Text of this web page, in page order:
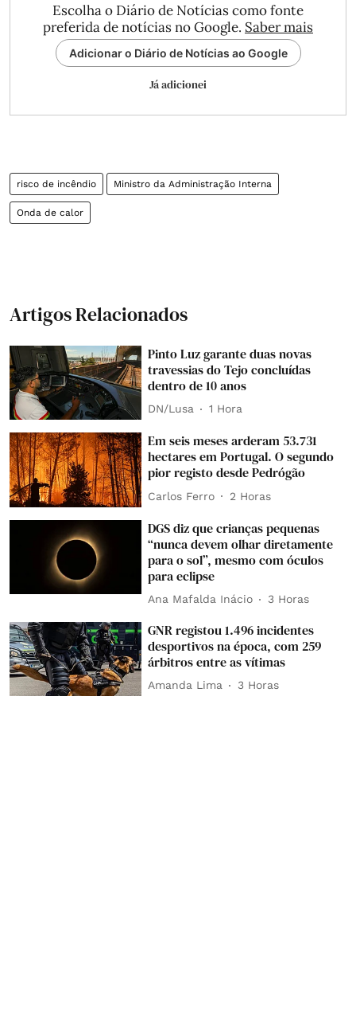
Escolha o Diário de Notícias como fonte
preferida de notícias no Google. Saber mais
Adicionar o Diário de Notícias ao Google
Já adicionei
risco de incêndio Ministro da Administração Interna
Onda de calor
Artigos Relacionados
Pinto Luz garante duas novas
travessias do Tejo concluídas
dentro de 10 anos
DN/Lusa 1 Hora
Em seis meses arderam 53.731
hectares em Portugal. O segundo
pior registo desde Pedrógão
Carlos Ferro 2 Horas
DGS diz que crianças pequenas
“nunca devem olhar diretamente
para o sol”, mesmo com óculos
para eclipse
Ana Mafalda Inácio 3 Horas
GNR registou 1.496 incidentes
desportivos na época, com 259
árbitros entre as vítimas
Amanda Lima 3 Horas